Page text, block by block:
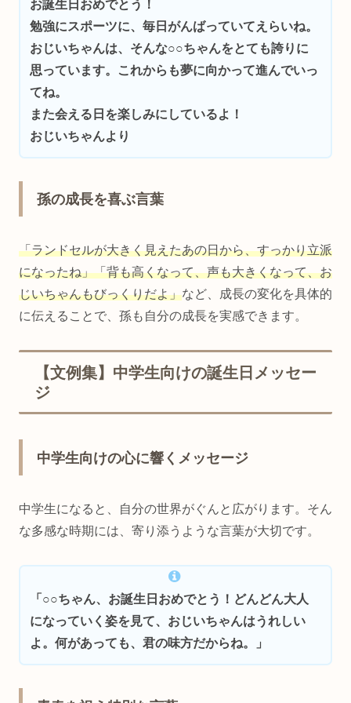
お誕生日おめでとう！
勉強にスポーツに、毎日がんばっていてえらいね。
おじいちゃんは、そんな○○ちゃんをとても誇りに
思っています。これからも夢に向かって進んでいっ
てね。
また会える日を楽しみにしているよ！
おじいちゃんより
孫の成長を喜ぶ言葉
「ランドセルが大きく見えたあの日から、すっかり立派
になったね」「背も高くなって、声も大きくなって、お
じいちゃんもびっくりだよ」など、成長の変化を具体的
に伝えることで、孫も自分の成長を実感できます。
【文例集】中学生向けの誕生日メッセー
ジ
中学生向けの心に響くメッセージ
中学生になると、自分の世界がぐんと広がります。そん
な多感な時期には、寄り添うような言葉が大切です。
「○○ちゃん、お誕生日おめでとう！どんどん大人
になっていく姿を見て、おじいちゃんはうれしい
よ。何があっても、君の味方だからね。」